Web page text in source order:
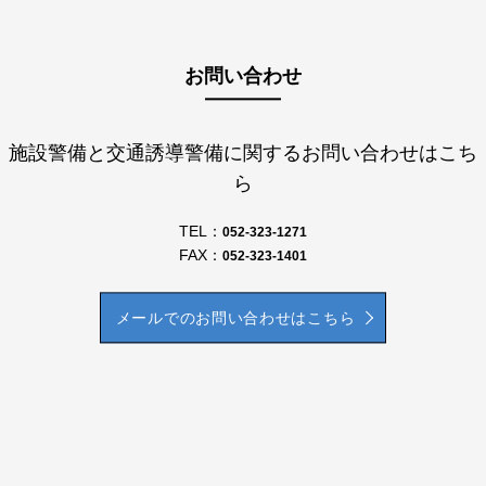
お問い合わせ
施設警備と交通誘導警備に関するお問い合わせはこち
ら
TEL： 052-323-1271
FAX： 052-323-1401
メールでのお問い合わせはこちら